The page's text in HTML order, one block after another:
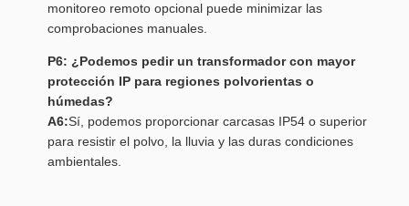
monitoreo remoto opcional puede minimizar las
comprobaciones manuales.
P6: ¿Podemos pedir un transformador con mayor
protección IP para regiones polvorientas o
húmedas?
A6:Sí, podemos proporcionar carcasas IP54 o superior
para resistir el polvo, la lluvia y las duras condiciones
ambientales.